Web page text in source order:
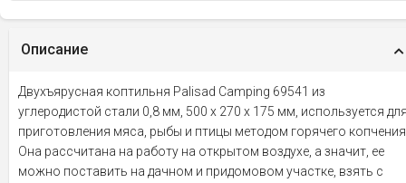
Описание
Двухъярусная коптильня Palisad Camping 69541 из
углеродистой стали 0,8 мм, 500 х 270 х 175 мм, используется
приготовления мяса, рыбы и птицы методом горячего
Она рассчитана на работу на открытом воздухе, а значит, ее
можно поставить на дачном и придомовом участке, взять с